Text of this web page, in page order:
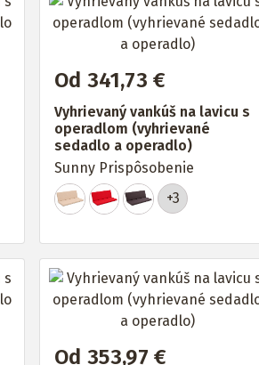
Od 341,73 €
Vyhrievaný vankúš na lavicu s
operadlom (vyhrievané
sedadlo a operadlo)
Sunny Prispôsobenie
+3
Od 353,97 €